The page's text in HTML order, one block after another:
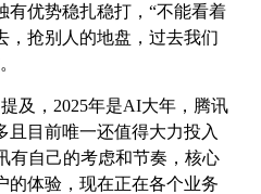
有优势稳扎稳打，“不能看着
，抢别人的地盘，过去我们
及，2025年是AI大年，腾讯
且目前唯一还值得大力投入
有自己的考虑和节奏，核心
的体验，现在正在各个业务